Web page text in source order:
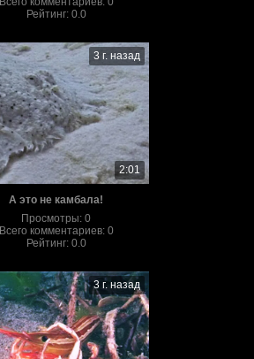
Рейтинг: 0.0
3 г. назад
2:01
А это не камбала!
Просмотры:0
Всего комментариев: 0
Рейтинг: 0.0
3 г. назад